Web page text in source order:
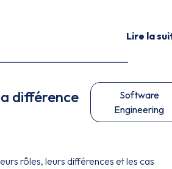
Lire la
différence
Software
Engineering
rôles, leurs différences et les cas